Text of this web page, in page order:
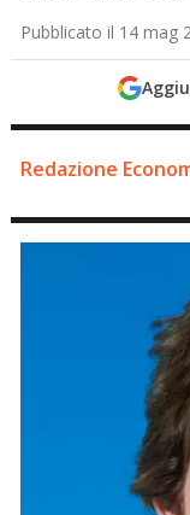
Pubblicato il 14 mag
Redazione